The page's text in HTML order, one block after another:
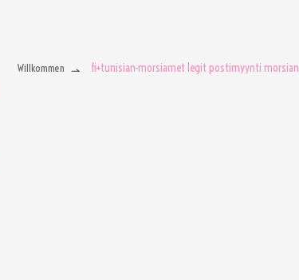
Willkommen fi+tunisian-morsiamet legit postimyynti morsian